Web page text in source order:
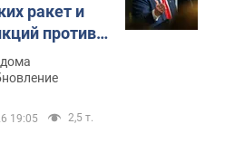
ракет и
против
19:05 2,5 т.